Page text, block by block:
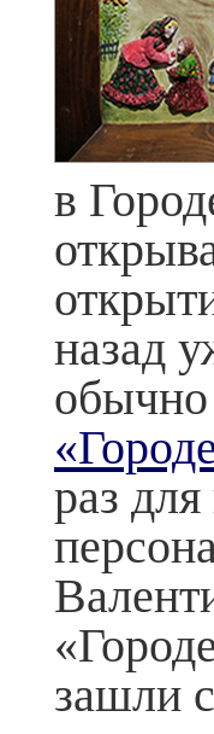
в
назад
обычно
раз
зашли